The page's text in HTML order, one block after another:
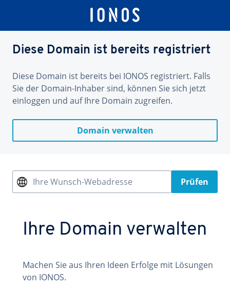
Diese Domain ist bereits registriert
Diese Domain ist bereits bei IONOS registriert. Falls
Sie der Domain-Inhaber sind, können Sie sich jetzt
einloggen und auf Ihre Domain zugreifen.
Domain verwalten
Ihre Wunsch-Webadresse Prüfen
Ihre Domain verwalten
Machen Sie aus Ihren Ideen Erfolge mit Lösungen
von IONOS.